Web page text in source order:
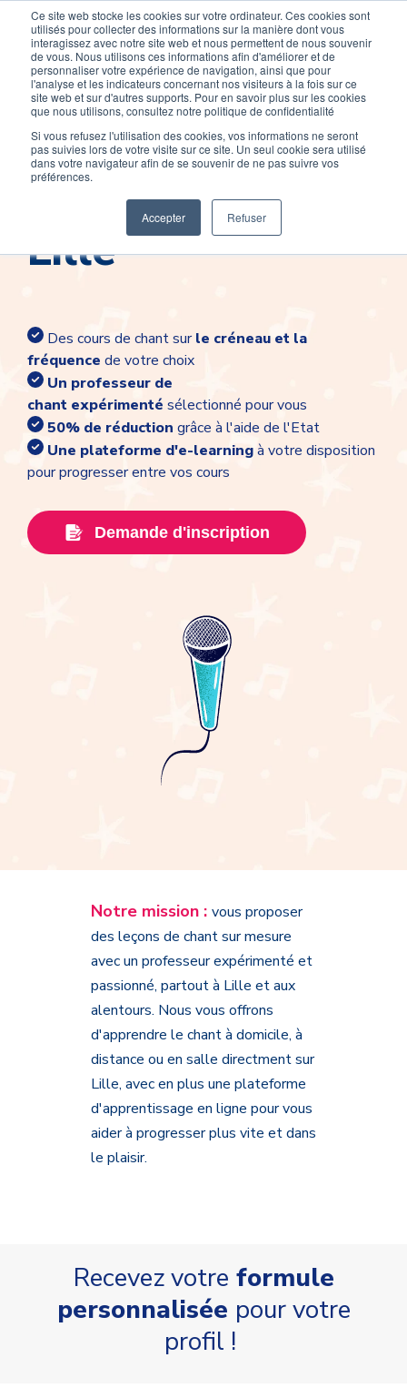
Ce site web stocke les cookies sur votre ordinateur. Ces cookies sont
utilisés pour collecter des informations sur la manière dont vous
interagissez avec notre site web et nous permettent de nous souvenir
de vous. Nous utilisons ces informations afin d'améliorer et de
personnaliser votre expérience de navigation, ainsi que pour
l'analyse et les indicateurs concernant nos visiteurs à la fois sur ce
site web et sur d'autres supports. Pour en savoir plus sur les cookies
que nous utilisons, consultez notre politique de confidentialité
Si vous refusez l'utilisation des cookies, vos informations ne seront
pas suivies lors de votre visite sur ce site. Un seul cookie sera utilisé
dans votre navigateur afin de se souvenir de ne pas suivre vos
préférences.
Accepter Refuser
Devenir élève Devenir Prof
Cours de chant à
Lille
Des cours de chant surle créneau et la
fréquence de votre choix
Un professeur de
chant expérimenté sélectionné pour vous
50% de réduction grâce à l'aide de l'Etat
Une plateforme d'e-learningà votre disposition
pour progresser entre vos cours
Demande d'inscription
Notre mission : vous proposer
des leçons de chant sur mesure
avec un professeur expérimenté et
passionné, partout à Lille et aux
alentours. Nous vous offrons
d'apprendre le chant à domicile, à
distance ou en salle directment sur
Lille, avec en plus une plateforme
d'apprentissage en ligne pour vous
aider à progresser plus vite et dans
le plaisir.
Recevez votre formule
personnalisée pour votre
profil !